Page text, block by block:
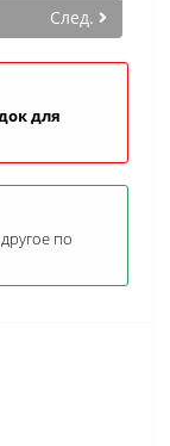
След.
для
по